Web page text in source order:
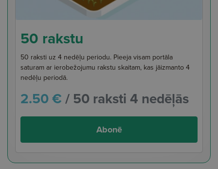
50 rakstu
50 raksti uz 4 nedēļu periodu. Pieeja visam portāla
saturam ar ierobežojumu rakstu skaitam, kas jāizmanto 4
nedēļu periodā.
2.50 €/ 50 raksti 4 nedēļās
Abonē